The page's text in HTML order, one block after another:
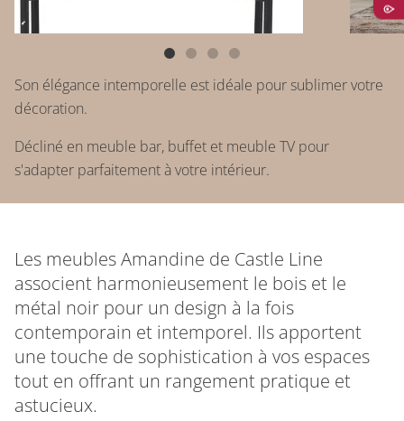
Son élégance intemporelle est idéale pour sublimer votre
décoration.
Décliné en meuble bar, buffet et meuble TV pour
s'adapter parfaitement à votre intérieur.
Les meubles Amandine de Castle Line
associent harmonieusement le bois et le
métal noir pour un design à la fois
contemporain et intemporel. Ils apportent
une touche de sophistication à vos espaces
tout en offrant un rangement pratique et
astucieux.